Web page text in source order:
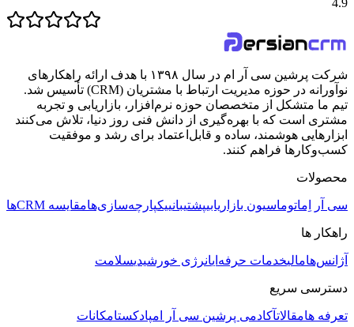
4.9
شرکت پرشین سی آر ام در سال ۱۳۹۸ با هدف ارائه راهکارهای
نوآورانه در حوزه مدیریت ارتباط با مشتریان (CRM) تأسیس شد.
تیم ما متشکل از متخصصان حوزه نرم‌افزار، بازاریابی و تجربه
مشتری است که با بهره‌گیری از دانش فنی روز دنیا، تلاش می‌کنند
ابزارهایی هوشمند، ساده و قابل‌اعتماد برای رشد و موفقیت
کسب‌وکارها فراهم کنند.
محصولات
سی آر اِماتوماسیون بازاریابیپشتیبانییکپارچه‌سازی‌هامقایسه CRMها
راهکار ها
آژانس‌هامالیخدمات حرفه‌ایانرژی خورشیدیسلامت
دسترسی سریع
تعرفه هامقالاتآکادمی پرشین سی آر امپادکستامکانات